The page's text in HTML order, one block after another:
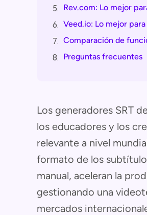
5. Rev.com: Lo mejor
6. Veed.io: Lo mejor
7. Comparación de
8. Preguntas frecuentes
Los generadores SRT
los educadores y los
relevante a nivel
formato de los
manual, aceleran la
gestionando una
mercados